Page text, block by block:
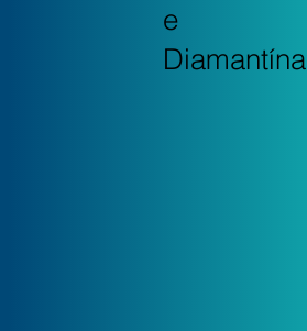
e
Diamantína